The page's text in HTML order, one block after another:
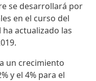
se desarrollará por
en el curso del
actualizado las
un crecimiento
y el 4% para el